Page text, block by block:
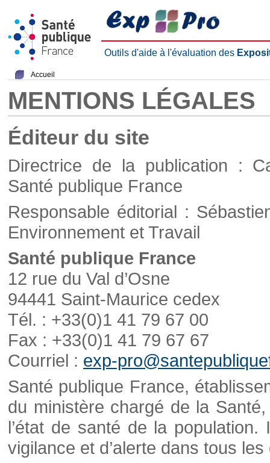
Outils d'aide à l'évaluation des
Accueil
MENTIONS LÉGALES
Éditeur du site
Directrice de la publication :
Santé publique France
Responsable éditorial :
Environnement et Travail
Santé publique France
12 rue du Val d’Osne
94441 Saint-Maurice cedex
Tél. : +33(0)1 41 79 67 00
Fax : +33(0)1 41 79 67 67
Courriel : exp-
Santé publique France,
du ministère chargé de la
l’état de santé de la
vigilance et d’alerte dans tous